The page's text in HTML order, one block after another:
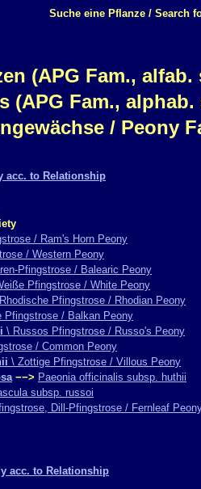
Suche eine Pflanze / Search
(APG Fam., alfab.
(APG Fam., alphab.
/ Peony
acc. to Relationship
/ Ram's Horn Peony
/ Western Peony
Pfingstrose / Balearic Peony
Pfingstrose / White Peony
Pfingstrose / Rhodian Peony
/ Balkan Peony
\ Russos Pfingstrose / Russo's Peony
/ Common Peony
\ Zottige Pfingstrose / Villous Peony
−−> Paeonia officinalis subsp. huthii
subsp. russoi
Dill-Pfingstrose / Fernleaf
acc. to Relationship